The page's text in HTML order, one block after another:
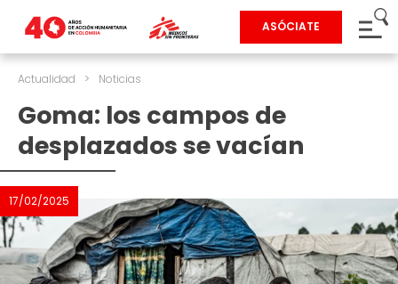
ASÓCIATE
Actualidad > Noticias
Goma: los campos de
desplazados se vacían
17/02/2025